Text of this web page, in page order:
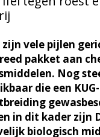
vele pijlen
pakket aan
Nog
die een
in dit kader zijn
biologisch